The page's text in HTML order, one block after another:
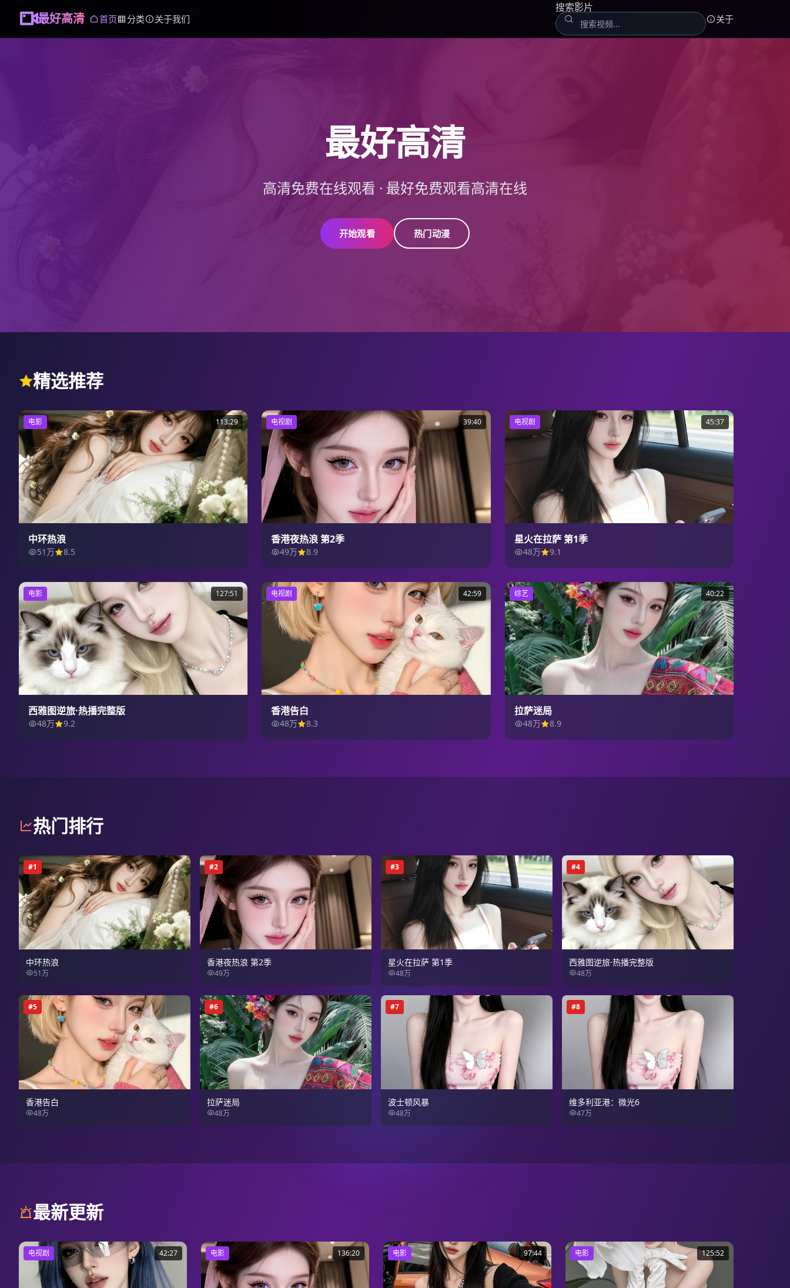
最好高清 首页 分类 关于我们
搜索影片
关于
最好高清
高清免费在线观看 · 最好免费观看高清在线
开始观看 热门动漫
精选推荐
电影 113:29
中环热浪
51万 8.5
电视剧 39:40
香港夜热浪 第2季
49万 8.9
电视剧 45:37
星火在拉萨 第1季
48万 9.1
电影 127:51
西雅图逆旅·热播完整版
48万 9.2
电视剧 42:59
香港告白
48万 8.3
综艺 40:22
拉萨迷局
48万 8.9
热门排行
#1
中环热浪
51万
#2
香港夜热浪 第2季
49万
#3
星火在拉萨 第1季
48万
#4
西雅图逆旅·热播完整版
48万
#5
香港告白
48万
#6
拉萨迷局
48万
#7
波士顿风暴
48万
#8
维多利亚港：微光6
47万
最新更新
电视剧 42:27 电影 136:20 电影 97:44 电影 125:52